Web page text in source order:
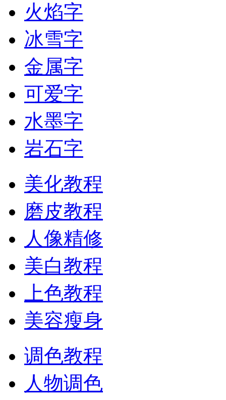
火焰字
冰雪字
金属字
可爱字
水墨字
岩石字
美化教程
磨皮教程
人像精修
美白教程
上色教程
美容瘦身
调色教程
人物调色